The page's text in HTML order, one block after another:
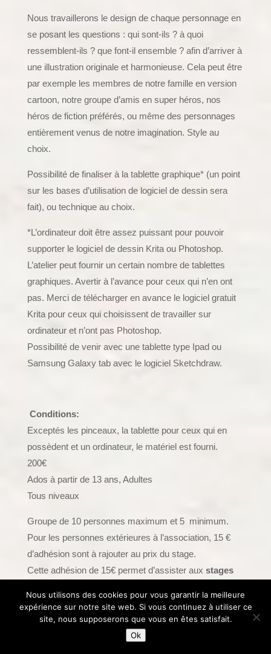
Nous travaillerons le design de chaque personnage en
se posant les questions : qui sont-ils ? à quoi
ressemblent-ils ? que font-il ensemble ? afin d’arriver à
une illustration originale et harmonieuse. Cela peut être
par exemple les membres de notre famille en version
cartoon, notre groupe d’amis en super héros, nos
héros de fiction préférés, ou même des personnages
entièrement venus de notre imagination. Style au
choix.
Possibilité de finaliser à la tablette graphique* (un point
sur les bases d’utilisation de logiciel de dessin sera
fait), ou technique au choix.
*L’ordinateur doit être assez puissant pour pouvoir
supporter le logiciel de dessin Krita ou Photoshop.
L’atelier peut fournir un certain nombre de tablettes
graphiques. Avertir à l’avance pour ceux qui n’en ont
pas. Merci de télécharger en avance le logiciel gratuit
Krita pour ceux qui choisissent de travailler sur
ordinateur et n’ont pas Photoshop.
Possibilité de venir avec une tablette type Ipad ou
Samsung Galaxy tab avec le logiciel Sketchdraw.
Conditions:
Exceptés les pinceaux, la tablette pour ceux qui en
possèdent et un ordinateur, le matériel est fourni.
200€
Ados à partir de 13 ans, Adultes
Tous niveaux
Groupe de 10 personnes maximum et 5 minimum.
Pour les personnes extérieures à l’association, 15 €
d’adhésion sont à rajouter au prix du stage.
Cette adhésion de 15€ permet d’assister aux stages
Septembre à fin Juillet.
Réservation minimum 10 jours avant la date.
Nous utilisons des cookies pour vous garantir la meilleure
expérience sur notre site web. Si vous continuez à utiliser ce
site, nous supposerons que vous en êtes satisfait.
Ok